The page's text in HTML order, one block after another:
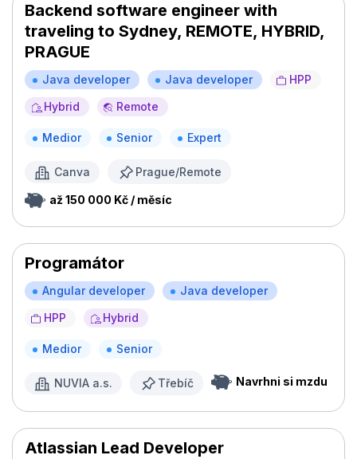
Backend software engineer with
traveling to Sydney, REMOTE, HYBRID,
PRAGUE
Java developer Java developer
HPP
Hybrid
Remote
Medior Senior Expert
Canva Prague/Remote
až 150 000 Kč / měsíc
Programátor
Angular developer
Java developer
HPP
Hybrid
Medior Senior
NUVIA a.s. Třebíč Navrhni si mzdu
Atlassian Lead Developer